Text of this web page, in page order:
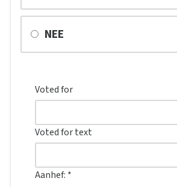
NEE
Voted for
Voted for text
Aanhef: *